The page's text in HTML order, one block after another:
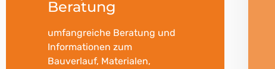
Beratung
umfangreiche Beratung und
Informationen zum
Bauverlauf, Materialen,